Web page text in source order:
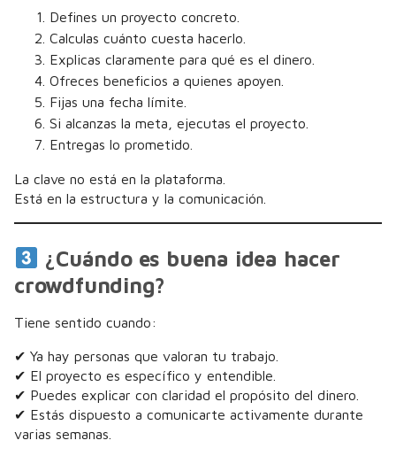
Defines un proyecto concreto.
Calculas cuánto cuesta hacerlo.
Explicas claramente para qué es el dinero.
Ofreces beneficios a quienes apoyen.
Fijas una fecha límite.
Si alcanzas la meta, ejecutas el proyecto.
Entregas lo prometido.
La clave no está en la plataforma.
Está en la estructura y la comunicación.
¿Cuándo es buena idea hacer
crowdfunding?
Tiene sentido cuando:
✔ Ya hay personas que valoran tu trabajo.
✔ El proyecto es específico y entendible.
✔ Puedes explicar con claridad el propósito del dinero.
✔ Estás dispuesto a comunicarte activamente durante
varias semanas.